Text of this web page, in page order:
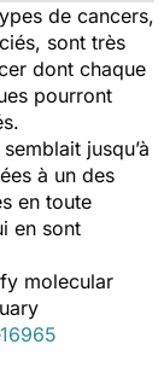
de cancers,
sont très
dont chaque
pourront
jusqu’à
à un des
en toute
en sont
molecular